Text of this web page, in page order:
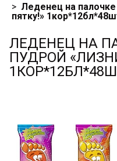
Леденец на
пятку!»
ЛЕДЕНЕЦ НА
ПУДРОЙ